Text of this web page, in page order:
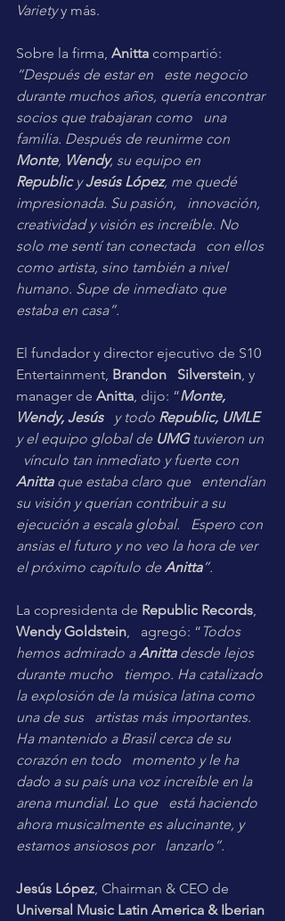
Variety y más.
Sobre la firma, Anitta compartió:
“Después de estar en   este negocio
durante muchos años, quería encontrar
socios que trabajaran como   una
familia. Después de reunirme con
Monte, Wendy, su equipo en
Republic y Jesús López, me quedé
impresionada. Su pasión,   innovación,
creatividad y visión es increíble. No
solo me sentí tan conectada   con ellos
como artista, sino también a nivel
humano. Supe de inmediato que
estaba en casa”.
El fundador y director ejecutivo de S10
Entertainment, Brandon   Silverstein , y
manager de Anitta , dijo: “Monte,
Wendy, Jesús
   y todo
Republic, UMLE
y el equipo global de UMG tuvieron un
  vínculo tan inmediato y fuerte con
Anitta que estaba claro que   entendían
su visión y querían contribuir a su
ejecución a escala global.   Espero con
ansias el futuro y no veo la hora de ver
el próximo capítulo de Anitta”.
La copresidenta de Republic Records
Wendy Goldstein ,   agregó: “ Todos
hemos admirado a Anitta desde lejos
durante mucho   tiempo. Ha catalizado
la explosión de la música latina como
una de sus   artistas más importantes.
Ha mantenido a Brasil cerca de su
corazón en todo   momento y le ha
dado a su país una voz increíble en la
arena mundial. Lo que   está haciendo
ahora musicalmente es alucinante, y
estamos ansiosos por   lanzarlo”.
Jesús López , Chairman & CEO de
Universal Music Latin America & Iberian